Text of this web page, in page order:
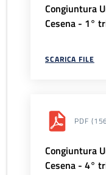
Congiuntura
Cesena - 1°
SCARICA FILE
PDF
Congiuntura
Cesena - 4°